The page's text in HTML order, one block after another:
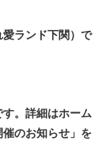
ランド下関）で
。詳細はホーム
のお知らせ」を